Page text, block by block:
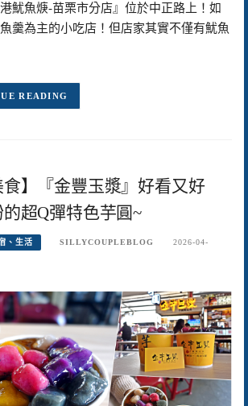
魷魚焿-苗栗市分店』位於中正路上！如
羹為主的小吃店！但店家其實不僅有魷魚
READING
食】『金豐玉漿』好看又好
超Q彈特色芋圓~
、生活 SILLYCOUPLEBLOG
2026-04-